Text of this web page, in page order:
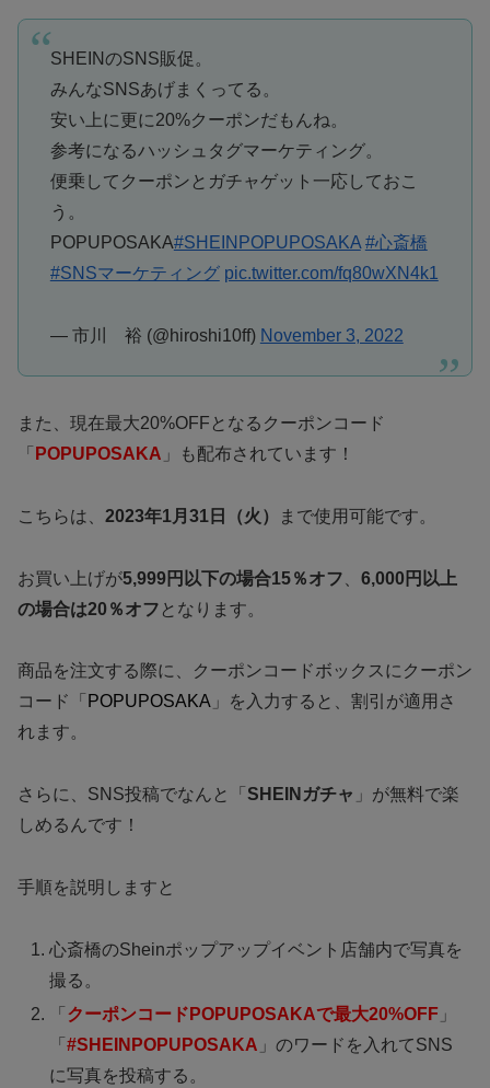
SHEINのSNS販促。
みんなSNSあげまくってる。
安い上に更に20%クーポンだもんね。
参考になるハッシュタグマーケティング。
便乗してクーポンとガチャゲット一応しておこ
う。
POPUPOSAKA#SHEINPOPUPOSAKA #心斎橋
#SNSマーケティング pic.twitter.com/fq80wXN4k1
— 市川 裕 (@hiroshi10ff) November 3, 2022
また、現在最⼤20%OFFとなるクーポンコード
「 POPUPOSAKA 」も配布されています！
こちらは、 2023年1月31日（火） まで使用可能です。
お買い上げが5,999円以下の場合15％オフ
6,000円以上
の場合は20％オフ となります。
商品を注文する際に、クーポンコードボックスにクーポン
コード「 POPUPOSAKA 」を入力すると、割引が適用さ
れます。
さらに、SNS投稿でなんと「 SHEINガチャ 」が無料で楽
しめるんです！
手順を説明しますと
心斎橋のSheinポップアップイベント店舗内で写真を
撮る。
「 クーポンコードPOPUPOSAKAで最大20%OFF 」
「#SHEINPOPUPOSAKA 」のワードを入れてSNS
に写真を投稿する。